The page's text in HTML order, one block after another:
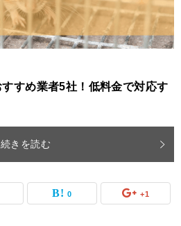
すすめ業者5社！低料金で対応す
続きを読む
0 +1